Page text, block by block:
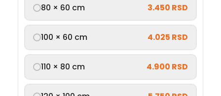
80 × 60 cm 3.450 RSD
100 × 60 cm 4.025 RSD
110 × 80 cm 4.900 RSD